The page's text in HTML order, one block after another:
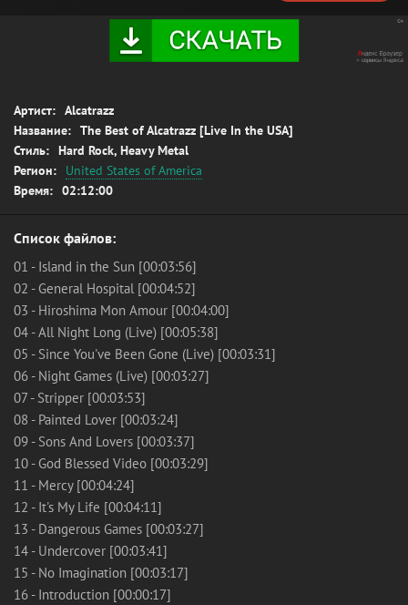
Артист: Alcatrazz
Название: The Best of Alcatrazz [Live In the USA]
Стиль: Hard Rock, Heavy Metal
Регион:
United States of America
Время: 02:12:00
Список файлов:
01 - Island in the Sun [00:03:56]
02 - General Hospital [00:04:52]
03 - Hiroshima Mon Amour [00:04:00]
04 - All Night Long (Live) [00:05:38]
05 - Since You've Been Gone (Live) [00:03:31]
06 - Night Games (Live) [00:03:27]
07 - Stripper [00:03:53]
08 - Painted Lover [00:03:24]
09 - Sons And Lovers [00:03:37]
10 - God Blessed Video [00:03:29]
11 - Mercy [00:04:24]
12 - It's My Life [00:04:11]
13 - Dangerous Games [00:03:27]
14 - Undercover [00:03:41]
15 - No Imagination [00:03:17]
16 - Introduction [00:00:17]